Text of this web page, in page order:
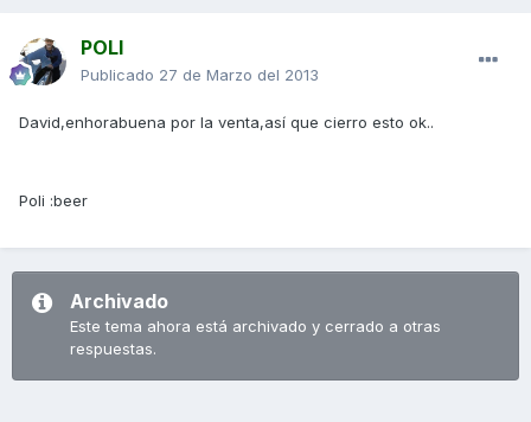
POLI
Publicado 27 de Marzo del 2013
David,enhorabuena por la venta,así que cierro esto ok..
Poli :beer
Archivado
Este tema ahora está archivado y cerrado a otras
respuestas.